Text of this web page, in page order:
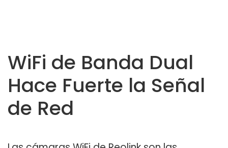
WiFi de Banda Dual
Hace Fuerte la Señal
de Red